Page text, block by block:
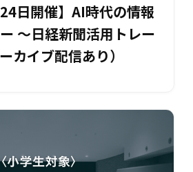
日開催】AI時代の情報
～日経新聞活用トレー
カイブ配信あり）